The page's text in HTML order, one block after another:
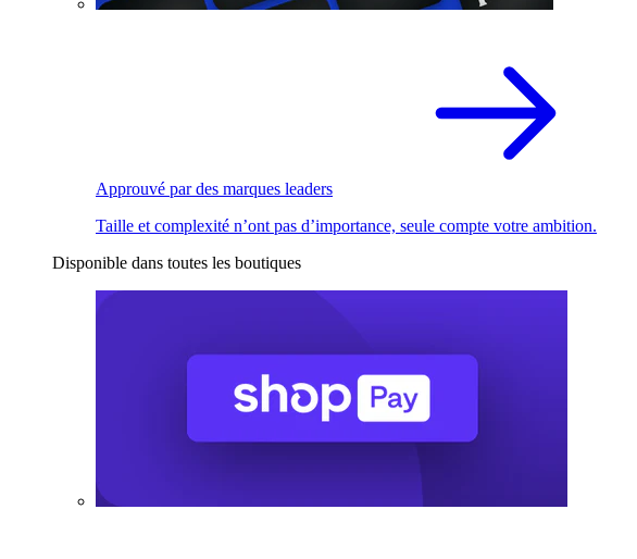
Approuvé par des marques leaders
Taille et complexité n’ont pas d’importance, seule compte votre ambition.
Disponible dans toutes les boutiques